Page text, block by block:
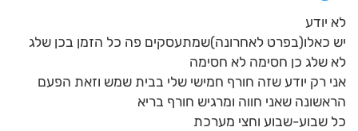
לא יודע
יש כאלו(בפרט לאחרונה)שמתעסקים פה כל הזמן בכן שלג
לא שלג כן חסימה לא חסימה
אני רק יודע שזה חורף חמישי שלי בבית שמש וזאת הפעם
הראשונה שאני חווה ומרגיש חורף בריא
כל שבוע-שבוע וחצי מערכת